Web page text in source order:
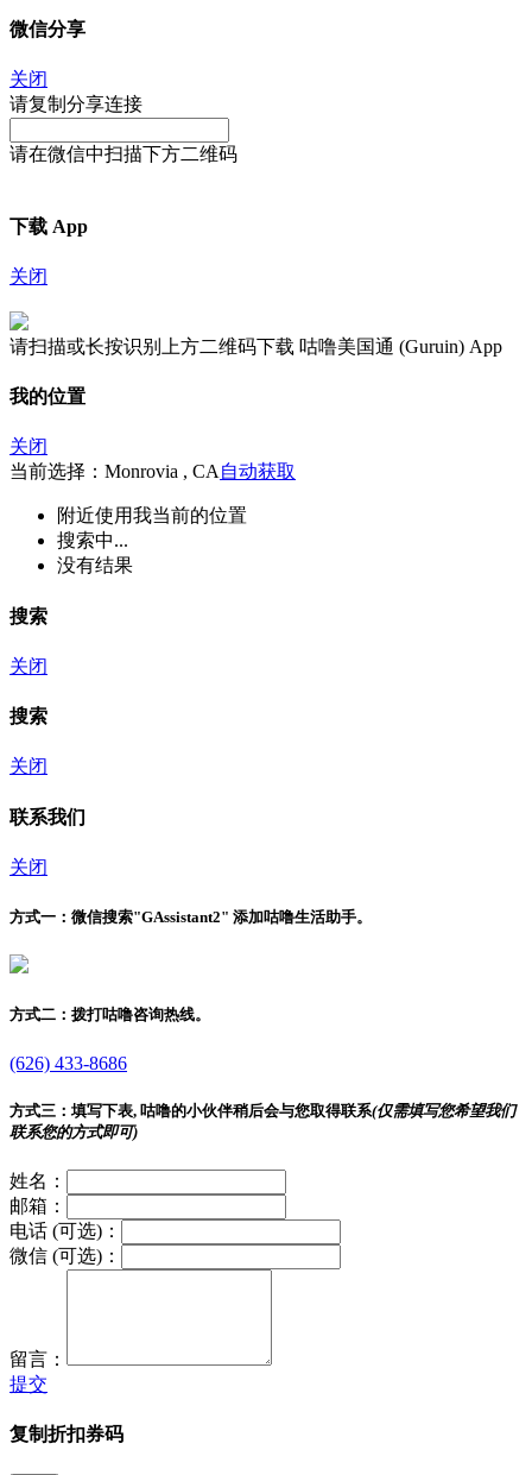
微信分享
关闭
请复制分享连接
请在微信中扫描下方二维码
下载 App
关闭
请扫描或长按识别上方二维码下载 咕噜美国通 (Guruin) App
我的位置
关闭
当前选择：Monrovia , CA 自动获取
附近使用我当前的位置
搜索中...
没有结果
搜索
关闭
搜索
关闭
联系我们
关闭
方式一： 微信搜索"GAssistant2" 添加咕噜生活助手。
方式二： 拨打咕噜咨询热线。
(626) 433-8686
方式三： 填写下表, 咕噜的小伙伴稍后会与您取得联系(仅需填写您希望我们
联系您的方式即可)
姓名：
邮箱：
电话 (可选)：
微信 (可选)：
留言：
提交
复制折扣券码